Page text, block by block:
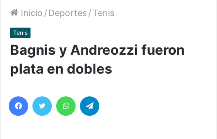
Inicio /Deportes/Tenis
Tenis
Bagnis y Andreozzi fueron
plata en dobles